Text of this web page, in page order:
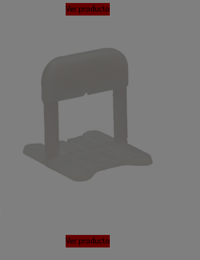
Ver producto
Ver producto